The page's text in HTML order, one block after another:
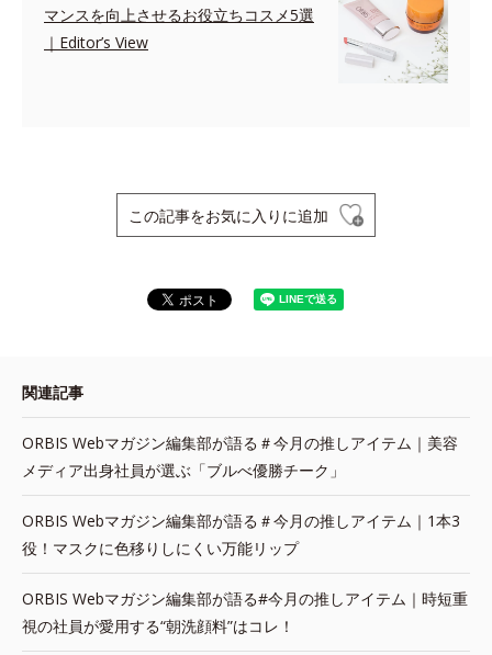
マンスを向上させるお役立ちコスメ5選
｜Editor’s View
この記事をお気に入りに追加
関連記事
ORBIS Webマガジン編集部が語る＃今月の推しアイテム｜美容
メディア出身社員が選ぶ「ブルべ優勝チーク」
ORBIS Webマガジン編集部が語る＃今月の推しアイテム｜1本3
役！マスクに色移りしにくい万能リップ
ORBIS Webマガジン編集部が語る#今月の推しアイテム｜時短重
視の社員が愛用する“朝洗顔料”はコレ！